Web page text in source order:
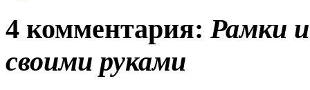
4 комментария: Рамки
своими руками